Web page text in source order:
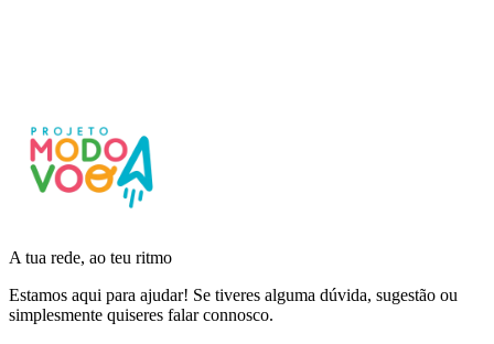
A tua rede, ao teu ritmo
Estamos aqui para ajudar! Se tiveres alguma dúvida, sugestão ou
simplesmente quiseres falar connosco.